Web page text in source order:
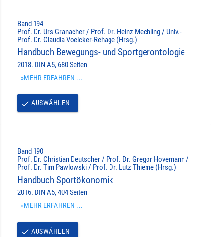
Band 194
Prof. Dr. Urs Granacher / Prof. Dr. Heinz Mechling / Univ.-
Prof. Dr. Claudia Voelcker-Rehage (Hrsg.)
Handbuch Bewegungs- und Sportgerontologie
2018. DIN A5, 680 Seiten
»MEHR ERFAHREN ...
done AUSWÄHLEN
Band 190
Prof. Dr. Christian Deutscher / Prof. Dr. Gregor Hovemann /
Prof. Dr. Tim Pawlowski / Prof. Dr. Lutz Thieme (Hrsg.)
Handbuch Sportökonomik
2016. DIN A5, 404 Seiten
»MEHR ERFAHREN ...
done AUSWÄHLEN